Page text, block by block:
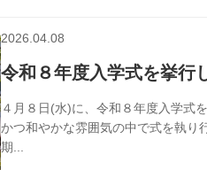
2026.04.08
令和８年度入学式を挙行
４月８日(水)に、令和８年度入学式
かつ和やかな雰囲気の中で式を執り
期...